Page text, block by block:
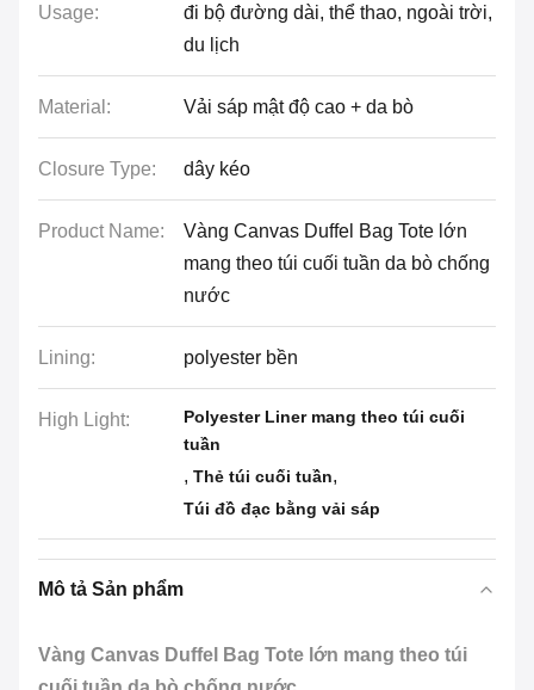
Usage:
đi bộ đường dài, thể thao, ngoài trời,
du lịch
Material: Vải sáp mật độ cao + da bò
Closure Type: dây kéo
Product Name:
Vàng Canvas Duffel Bag Tote lớn
mang theo túi cuối tuần da bò chống
nước
Lining: polyester bền
High Light:
Polyester Liner mang theo túi cuối
tuần
, Thẻ túi cuối tuần,
Túi đồ đạc bằng vải sáp
Mô tả Sản phẩm
Vàng Canvas Duffel Bag Tote lớn mang theo túi